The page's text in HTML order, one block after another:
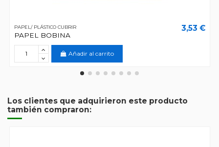
PAPEL/ PLÁSTICO CUBRIR
PAPEL BOBINA
3,53 €
Añadir al carrito
Los clientes que adquirieron este producto
también compraron: